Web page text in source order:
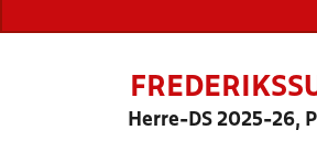
Herre-DS 2025-26,